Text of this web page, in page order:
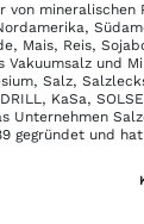
von
Mais, Reis,
und
Salz,
KaSa,
Unternehmen
gegründet und